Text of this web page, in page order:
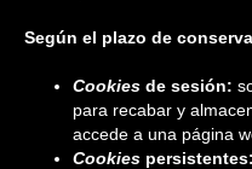
Según el plazo de
Cookies de sesión:
para recabar y
accede a una página
Cookies persistentes: